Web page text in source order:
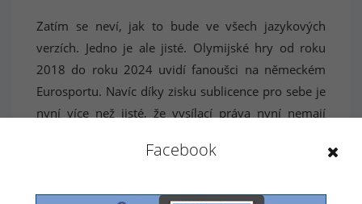
Zatím se neví, jak to bude ve všech jazykových
verzích. Jedno je ale jisté. Olymijské hry od roku
2018 do roku 2024 uvidí fanoušci na německém
Eurosportu. Navíc díky zisku sublicence pro sebe je
nyní více než jisté, že vysílací práva nyní nemají
Majitelé televizní stanice uvádí, že divák bude mít
Facebook